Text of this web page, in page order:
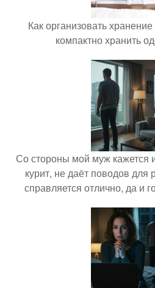
Как организовать
компактно хранить
Со стороны мой муж кажется
курит, не даёт поводов для
справляется отлично, да и